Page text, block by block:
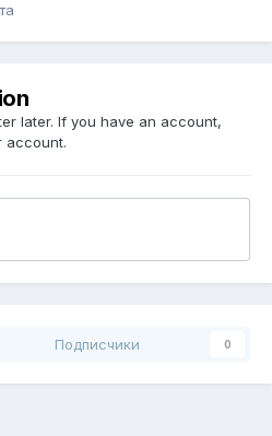
later. If you have an account,
account.
Подписчики 0